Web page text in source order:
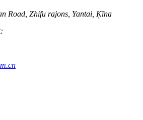
Road, Zhifu rajons, Yantai, Ķīna